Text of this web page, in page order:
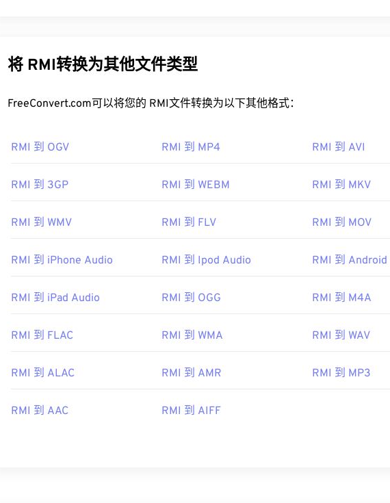
据。RMI 的一大优势是它可以包含可下载声音 (
的选择包括
vanBasco 的卡拉 OK 播放器
首次发行：1983年
https://en.wikipedia.org/wiki/MIDI
https://www.midi.org/specifications
将 RMI转换为其他文件类型
FreeConvert.com可以将您的 RMI文件转换为以下其他格式：
RMI 到 OGV RMI 到 MP4 RMI 到 AVI
RMI 到 3GP RMI 到 WEBM RMI 到 MKV
RMI 到 WMV RMI 到 FLV RMI 到 MOV
RMI 到 iPhone Audio RMI 到 Ipod Audio RMI 到 Android
RMI 到 iPad Audio RMI 到 OGG RMI 到 M4A
RMI 到 FLAC RMI 到 WMA RMI 到 WAV
RMI 到 ALAC RMI 到 AMR RMI 到 MP3
RMI 到 AAC RMI 到 AIFF